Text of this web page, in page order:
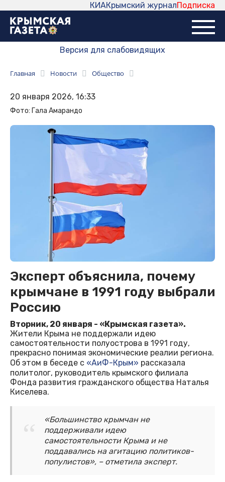
Подписка
Крымский журнал
КИА
Версия для слабовидящих
Главная Новости Общество
20 января 2026, 16:33
Фото: Гала Амарандо
Эксперт объяснила, почему
крымчане в 1991 году выбрали
Россию
Вторник, 20 января - «Крымская газета».
Жители Крыма не поддержали идею
самостоятельности полуострова в 1991 году,
прекрасно понимая экономические реалии региона.
Об этом в беседе с «АиФ-Крым» рассказала
политолог, руководитель крымского филиала
Фонда развития гражданского общества Наталья
Киселева.
«Большинство крымчан не
поддерживали идею
самостоятельности Крыма и не
поддавались на агитацию политиков-
популистов», – отметила эксперт.